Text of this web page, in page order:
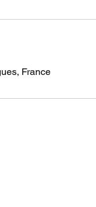
France